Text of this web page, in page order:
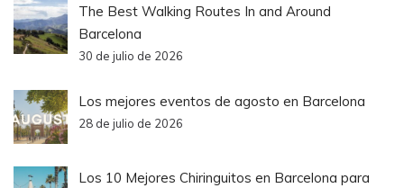
The Best Walking Routes In and Around
Barcelona
30 de julio de 2026
Los mejores eventos de agosto en Barcelona
28 de julio de 2026
Los 10 Mejores Chiringuitos en Barcelona para